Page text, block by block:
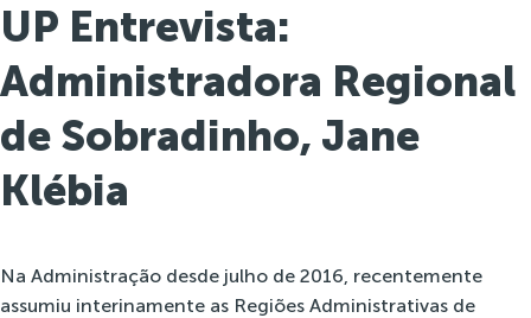
UP Entrevista:
Administradora Regional
de Sobradinho, Jane
Klébia
Na Administração desde julho de 2016, recentemente
assumiu interinamente as Regiões Administrativas de